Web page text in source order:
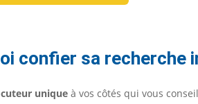
confier sa recherche
unique à vos côtés qui vous